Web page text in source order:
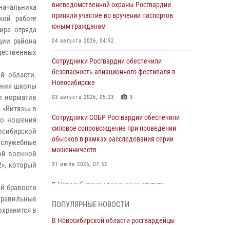
работе
отряда
района
области.
школы
норматив
в
ношения
военной
который
бравости
в
вневедомственной охраны Росгвардии
приняли участие во вручении паспортов
юным гражданам
04 августа 2026, 04:52
Сотрудники Росгвардии обеспечили
безопасность авиационного фестиваля в
Новосибирске
03 августа 2026, 05:23 3
Сотрудники СОБР Росгвардии обеспечили
силовое сопровождение при проведении
обысков в рамках расследования серии
мошенничеств
31 июля 2026, 07:52
В Новосибирском военном институте
оружия курсантам первого курса
30 июля 2026, 08:11 8
ПОПУЛЯРНЫЕ НОВОСТИ
В Новосибирской области росгвардейцы